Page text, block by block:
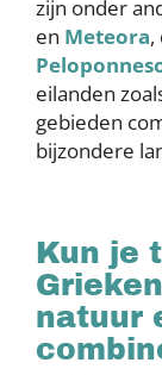
zijn onder
en Meteora,
eilanden
gebieden
bijzondere
Kun je
natuur